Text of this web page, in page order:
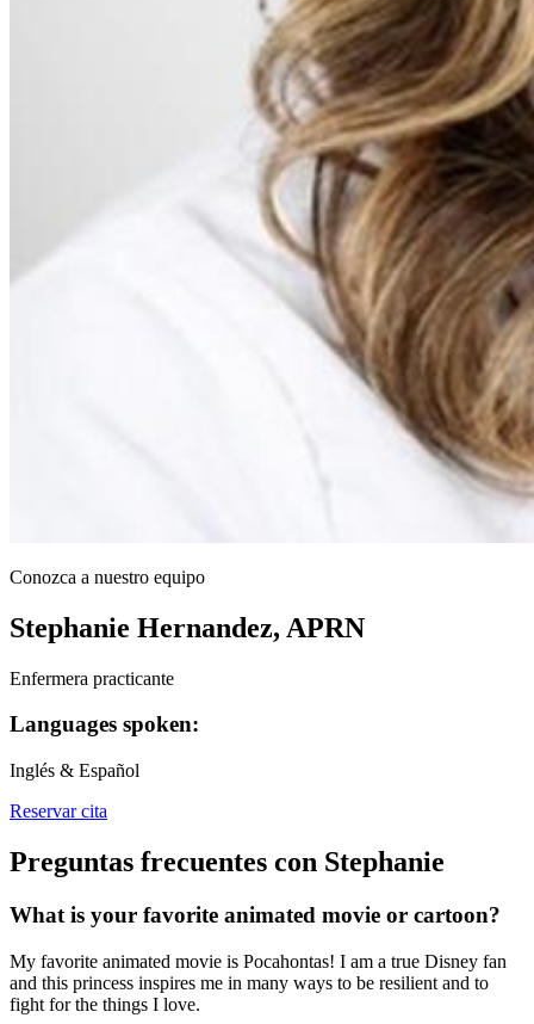
Conozca a nuestro equipo
Stephanie Hernandez, APRN
Enfermera practicante
Languages spoken:
Inglés & Español
Reservar cita
Preguntas frecuentes con Stephanie
What is your favorite animated movie or cartoon?
My favorite animated movie is Pocahontas! I am a true Disney fan
and this princess inspires me in many ways to be resilient and to
fight for the things I love.